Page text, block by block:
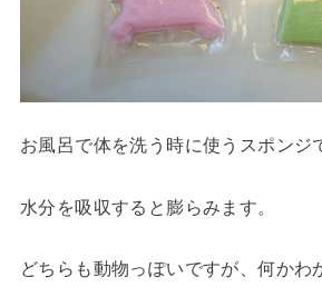
お風呂で体を洗う時に使うスポンジ
水分を吸収すると膨らみます。
どちらも動物っぽいですが、何かわ